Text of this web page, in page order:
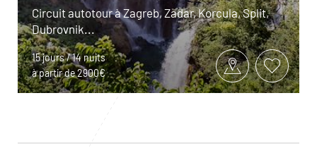
Circuit autotour à Zagreb, Zadar, Korcula, Split,
Dubrovnik...
15 jours / 14 nuits
à partir de 2900€